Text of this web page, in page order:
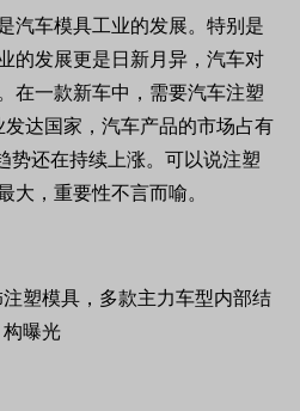
汽车模具工业的发展。特别是
的发展更是日新月异，汽车对
在一款新车中，需要汽车注塑
达国家，汽车产品的市场占有
势还在持续上涨。可以说注塑
大，重要性不言而喻。